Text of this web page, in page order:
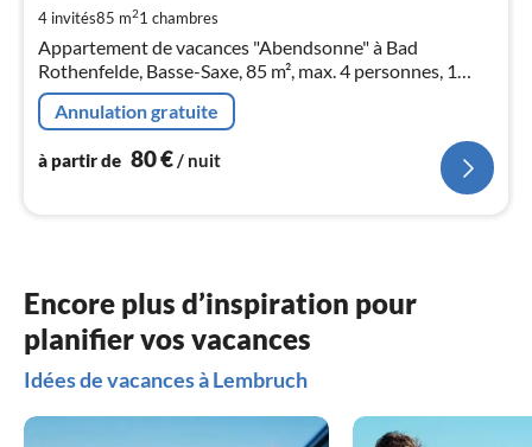
4 invités85 m21 chambres
Appartement de vacances "Abendsonne" à Bad
Rothenfelde, Basse-Saxe, 85 m², max. 4 personnes, 1
pièce.
Annulation gratuite
à partir de 80€/ nuit
Encore plus d’inspiration pour
planifier vos vacances
Idées de vacances à Lembruch